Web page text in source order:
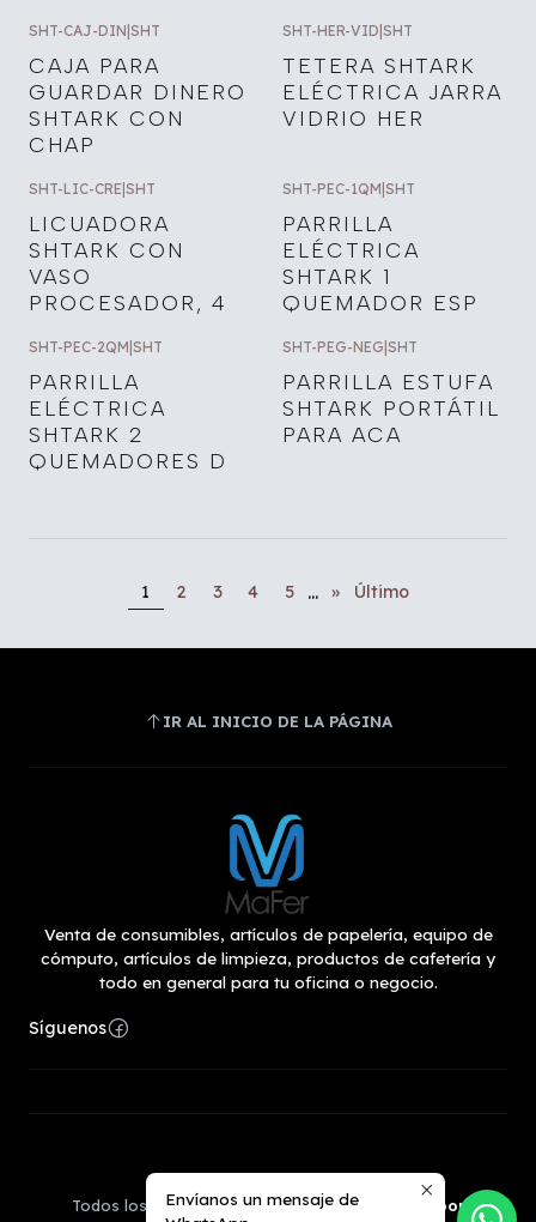
SHT-CAJ-DIN SHT
CAJA PARA
GUARDAR DINERO
SHTARK CON
CHAP
SHT-HER-VID SHT
TETERA SHTARK
ELÉCTRICA JARRA
VIDRIO HER
SHT-LIC-CRE SHT
LICUADORA
SHTARK CON
VASO
PROCESADOR, 4
SHT-PEC-1QM SHT
PARRILLA
ELÉCTRICA
SHTARK 1
QUEMADOR ESP
SHT-PEC-2QM SHT
PARRILLA
ELÉCTRICA
SHTARK 2
QUEMADORES D
SHT-PEG-NEG SHT
PARRILLA ESTUFA
SHTARK PORTÁTIL
PARA ACA
1 2 3 4 5 ... » Último
IR AL INICIO DE LA PÁGINA
Venta de consumibles, artículos de papelería, equipo de
cómputo, artículos de limpieza, productos de cafetería y
todo en general para tu oficina o negocio.
Síguenos
Todos los derechos reservados.Desarrollado por
Envíanos un mensaje de